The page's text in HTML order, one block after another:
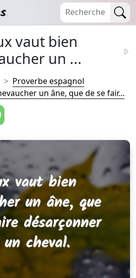
vaut bien
un ...
Proverbe espagnol
un âne, que de se fair...